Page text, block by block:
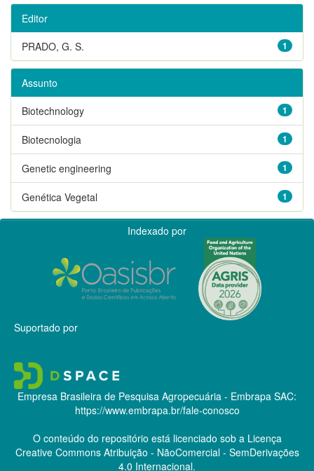
Editor
1
PRADO, G. S.
Assunto
1
Biotechnology
1
Biotecnologia
1
Genetic engineering
1
Genética Vegetal
Indexado por
Suportado por
Empresa Brasileira de Pesquisa Agropecuária - Embrapa SAC:
https://www.embrapa.br/fale-conosco
O conteúdo do repositório está licenciado sob a Licença
Creative CommonsAtribuição - NãoComercial - SemDerivações
4.0 Internacional.